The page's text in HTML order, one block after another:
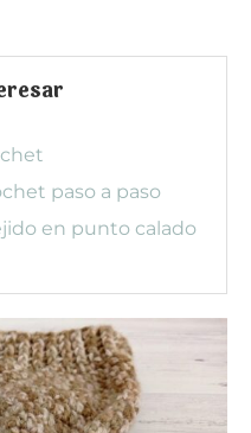
paso a paso
en punto calado